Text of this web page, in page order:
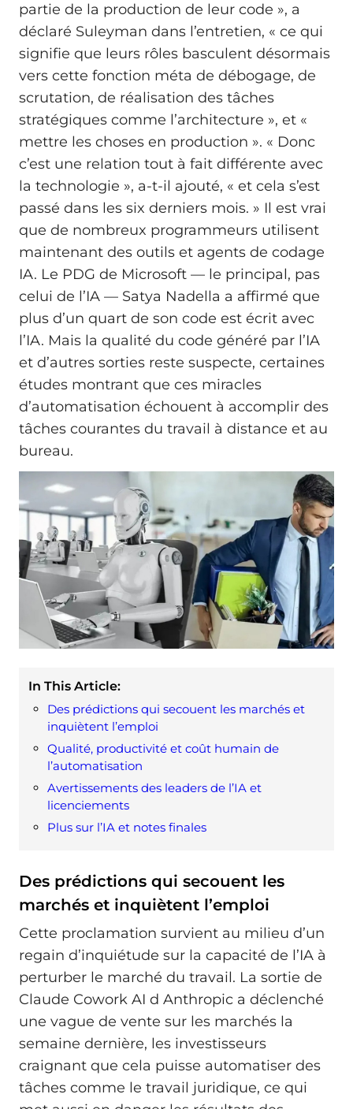
partie de la production de leur code », a
déclaré Suleyman dans l’entretien, « ce qui
signifie que leurs rôles basculent désormais
vers cette fonction méta de débogage, de
scrutation, de réalisation des tâches
stratégiques comme l’architecture », et «
mettre les choses en production ». « Donc
c’est une relation tout à fait différente avec
la technologie », a-t-il ajouté, « et cela s’est
passé dans les six derniers mois. » Il est vrai
que de nombreux programmeurs utilisent
maintenant des outils et agents de codage
IA. Le PDG de Microsoft — le principal, pas
celui de l’IA — Satya Nadella a affirmé que
plus d’un quart de son code est écrit avec
l’IA. Mais la qualité du code généré par l’IA
et d’autres sorties reste suspecte, certaines
études montrant que ces miracles
d’automatisation échouent à accomplir des
tâches courantes du travail à distance et au
bureau.
In This Article:
Des prédictions qui secouent les marchés et
inquiètent l’emploi
Qualité, productivité et coût humain de
l’automatisation
Avertissements des leaders de l’IA et
licenciements
Plus sur l’IA et notes finales
Des prédictions qui secouent les
marchés et inquiètent l’emploi
Cette proclamation survient au milieu d’un
regain d’inquiétude sur la capacité de l’IA à
perturber le marché du travail. La sortie de
Claude Cowork AI d Anthropic a déclenché
une vague de vente sur les marchés la
semaine dernière, les investisseurs
craignant que cela puisse automatiser des
tâches comme le travail juridique, ce qui